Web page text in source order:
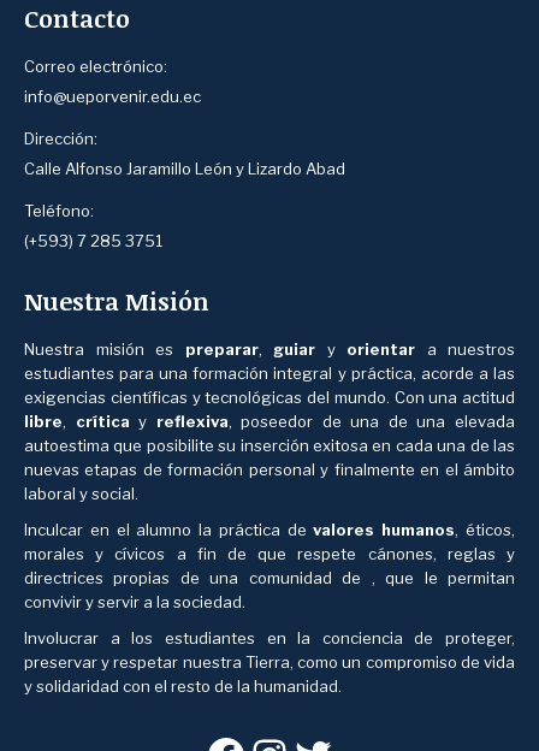
Contacto
Correo electrónico:
info@ueporvenir.edu.ec
Dirección:
Calle Alfonso Jaramillo León y Lizardo Abad
Teléfono:
(+593) 7 285 3751
Nuestra Misión
Nuestra misión es preparar, guiar y orientar a nuestros
estudiantes para una formación integral y práctica, acorde a las
exigencias científicas y tecnológicas del mundo. Con una actitud
libre, crítica y reflexiva, poseedor de una de una elevada
autoestima que posibilite su inserción exitosa en cada una de las
nuevas etapas de formación personal y finalmente en el ámbito
laboral y social.
Inculcar en el alumno la práctica devalores humanos, éticos,
morales y cívicos a fin de que respete cánones, reglas y
directrices propias de una comunidad de , que le permitan
convivir y servir a la sociedad.
Involucrar a los estudiantes en la conciencia de proteger,
preservar y respetar nuestra Tierra, como un compromiso de vida
y solidaridad con el resto de la humanidad.